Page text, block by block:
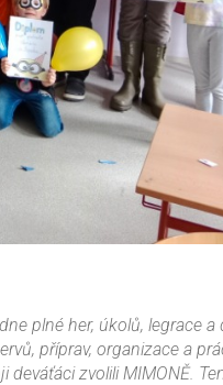
plné her, úkolů, legrace a
příprav, organizace a
zvolili MIMONĚ.